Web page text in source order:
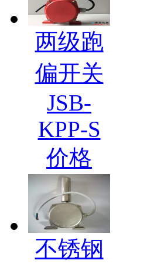
两级跑
偏开关
JSB-
KPP-S
价格
不锈钢